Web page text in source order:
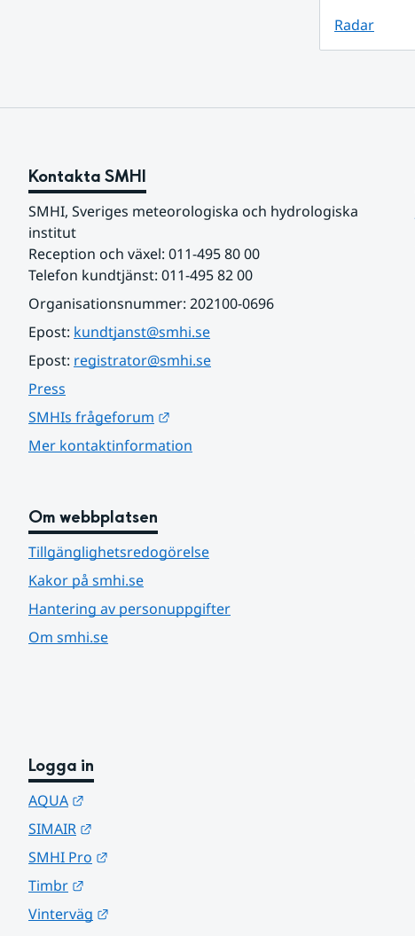
Radar
Kontakta SMHI
SMHI, Sveriges meteorologiska och hydrologiska
institut
Reception och växel: 011-495 80 00
Telefon kundtjänst: 011-495 82 00
Organisationsnummer: 202100-0696
Epost: kundtjanst@smhi.se
Epost: registrator@smhi.se
Press
SMHIs frågeforum
Mer kontaktinformation
Om webbplatsen
Tillgänglighetsredogörelse
Kakor på smhi.se
Hantering av personuppgifter
Om smhi.se
Logga in
AQUA
SIMAIR
SMHI Pro
Timbr
Vinterväg